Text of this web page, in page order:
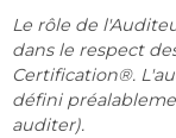
Le rôle de
dans le respect
Certification®.
défini
auditer).